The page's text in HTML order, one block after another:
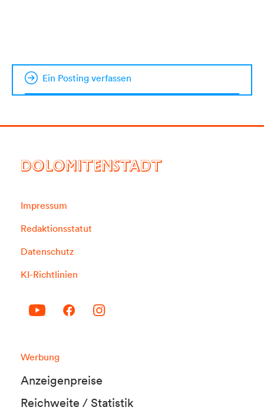
Ein Posting verfassen
DOLOMITENSTADT
Impressum
Redaktionsstatut
Datenschutz
KI-Richtlinien
Werbung
Anzeigenpreise
Reichweite / Statistik